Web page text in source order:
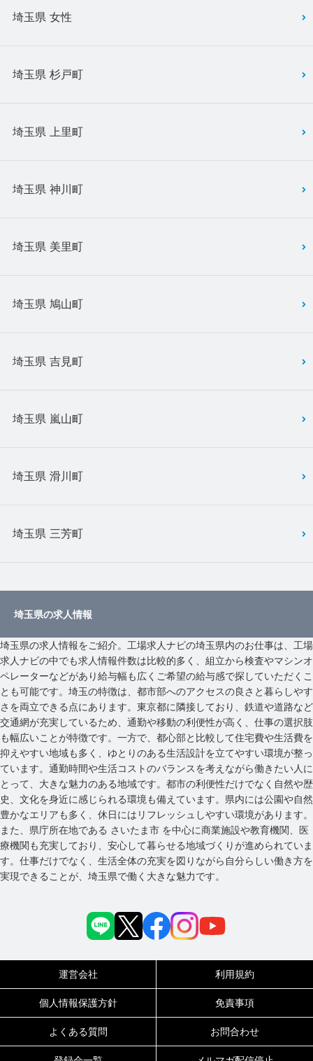
埼玉県 女性
埼玉県 杉戸町
埼玉県 上里町
埼玉県 神川町
埼玉県 美里町
埼玉県 鳩山町
埼玉県 吉見町
埼玉県 嵐山町
埼玉県 滑川町
埼玉県 三芳町
埼玉県の求人情報
埼玉県の求人情報をご紹介。工場求人ナビの埼玉県内のお仕事は、工場
求人ナビの中でも求人情報件数は比較的多く、組立から検査やマシンオ
ペレーターなどがあり給与幅も広くご希望の給与感で探していただくこ
とも可能です。埼玉の特徴は、都市部へのアクセスの良さと暮らしやす
さを両立できる点にあります。東京都に隣接しており、鉄道や道路など
交通網が充実しているため、通勤や移動の利便性が高く、仕事の選択肢
も幅広いことが特徴です。一方で、都心部と比較して住宅費や生活費を
抑えやすい地域も多く、ゆとりのある生活設計を立てやすい環境が整っ
ています。通勤時間や生活コストのバランスを考えながら働きたい人に
とって、大きな魅力のある地域です。都市の利便性だけでなく自然や歴
史、文化を身近に感じられる環境も備えています。県内には公園や自然
豊かなエリアも多く、休日にはリフレッシュしやすい環境があります。
また、県庁所在地である さいたま市 を中心に商業施設や教育機関、医
療機関も充実しており、安心して暮らせる地域づくりが進められていま
す。仕事だけでなく、生活全体の充実を図りながら自分らしい働き方を
実現できることが、埼玉県で働く大きな魅力です。
運営会社 利用規約
個人情報保護方針 免責事項
よくある質問 お問合わせ